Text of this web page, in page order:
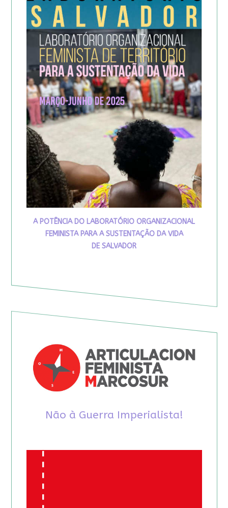
A POTÊNCIA DO LABORATÓRIO ORGANIZACIONAL
FEMINISTA PARA A SUSTENTAÇÃO DA VIDA
DE SALVADOR
Não à Guerra Imperialista!